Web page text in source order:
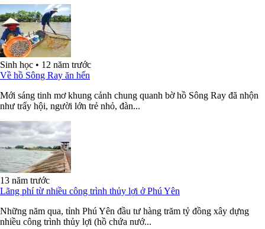
Sinh học • 12 năm trước
Về hồ Sông Ray ăn hến
Mới sáng tinh mơ khung cảnh chung quanh bờ hồ Sông Ray đã nhộn
như trẩy hội, người lớn trẻ nhỏ, đàn...
13 năm trước
Lãng phí từ nhiều công trình thủy lợi ở Phú Yên
Những năm qua, tỉnh Phú Yên đầu tư hàng trăm tỷ đồng xây dựng
nhiều công trình thủy lợi (hồ chứa nướ...